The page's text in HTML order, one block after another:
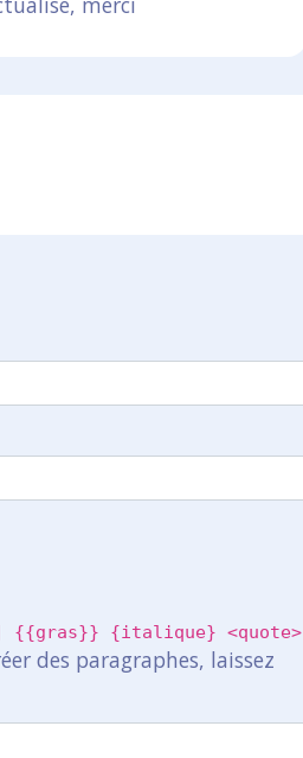
{{gras}} {italique} <quote>
des paragraphes, laissez